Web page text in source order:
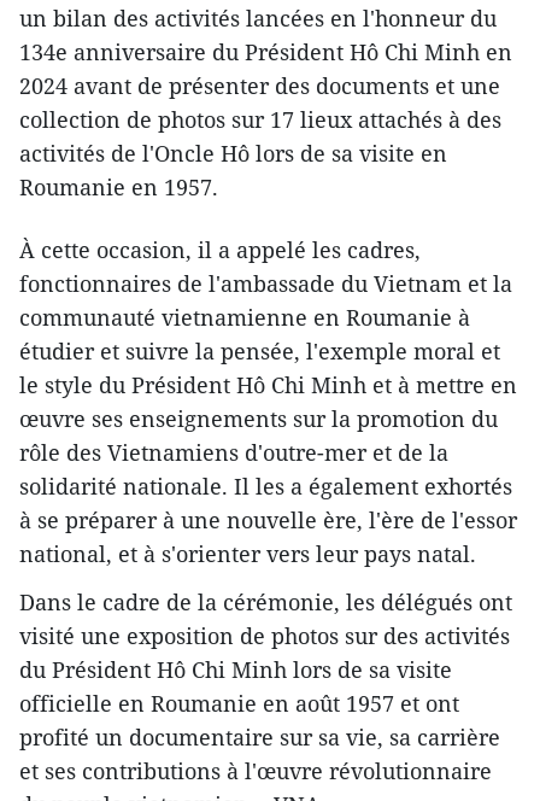
un bilan des activités lancées en l'honneur du
134e anniversaire du Président Hô Chi Minh en
2024 avant de présenter des documents et une
collection de photos sur 17 lieux attachés à des
activités de l'Oncle Hô lors de sa visite en
Roumanie en 1957.
À cette occasion, il a appelé les cadres,
fonctionnaires de l'ambassade du Vietnam et la
communauté vietnamienne en Roumanie à
étudier et suivre la pensée, l'exemple moral et
le style du Président Hô Chi Minh et à mettre en
œuvre ses enseignements sur la promotion du
rôle des Vietnamiens d'outre-mer et de la
solidarité nationale. Il les a également exhortés
à se préparer à une nouvelle ère, l'ère de l'essor
national, et à s'orienter vers leur pays natal.
Dans le cadre de la cérémonie, les délégués ont
visité une exposition de photos sur des activités
du Président Hô Chi Minh lors de sa visite
officielle en Roumanie en août 1957 et ont
profité un documentaire sur sa vie, sa carrière
et ses contributions à l'œuvre révolutionnaire